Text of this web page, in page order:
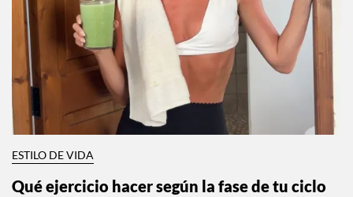
ESTILO DE VIDA
Qué ejercicio hacer según la fase de tu ciclo